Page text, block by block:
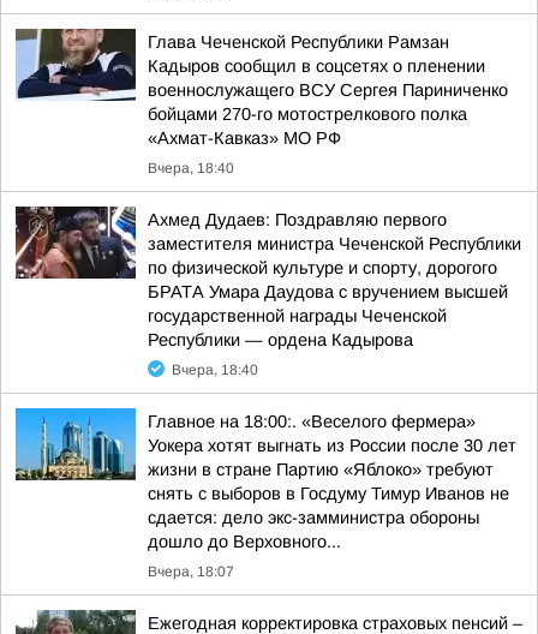
Глава Чеченской Республики Рамзан
Кадыров сообщил в соцсетях о пленении
военнослужащего ВСУ Сергея Париниченко
бойцами 270-го мотострелкового полка
«Ахмат-Кавказ» МО РФ
Вчера, 18:40
Ахмед Дудаев: Поздравляю первого
заместителя министра Чеченской Республики
по физической культуре и спорту, дорогого
БРАТА Умара Даудова с вручением высшей
государственной награды Чеченской
Республики — ордена Кадырова
Вчера, 18:40
Главное на 18:00:. «Веселого фермера»
Уокера хотят выгнать из России после 30 лет
жизни в стране Партию «Яблоко» требуют
снять с выборов в Госдуму Тимур Иванов не
сдается: дело экс-замминистра обороны
дошло до Верховного...
Вчера, 18:07
Ежегодная корректировка страховых пенсий –